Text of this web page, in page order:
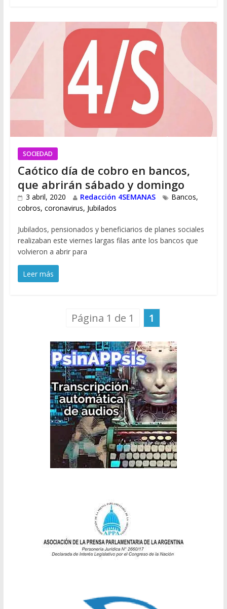
SOCIEDAD
Caótico día de cobro en bancos,
que abrirán sábado y domingo
3 abril, 2020 Redacción 4SEMANAS Bancos,
cobros, coronavirus, Jubilados
Jubilados, pensionados y beneficiarios de planes sociales
realizaban este viernes largas filas ante los bancos que
volvieron a abrir para
Leer más
Página 1 de 1 1